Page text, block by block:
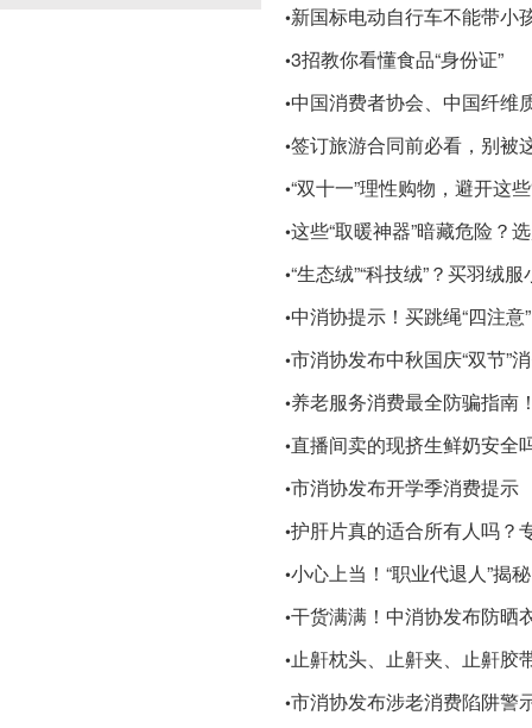
•新国标电动自行车不能带小
•3招教你看懂食品“身份证”
•中国消费者协会、中国纤维
•签订旅游合同前必看，别被
•“双十一”理性购物，避开这
•这些“取暖神器”暗藏危险？
•“生态绒”“科技绒”？买羽绒
•中消协提示！买跳绳“四注意”
•市消协发布中秋国庆“双节”
•养老服务消费最全防骗指南
•直播间卖的现挤生鲜奶安全
•市消协发布开学季消费提示
•护肝片真的适合所有人吗？
•​小心上当！“职业代退人”揭秘
•干货满满！中消协发布防晒
•止鼾枕头、止鼾夹、止鼾胶
•市消协发布涉老消费陷阱警